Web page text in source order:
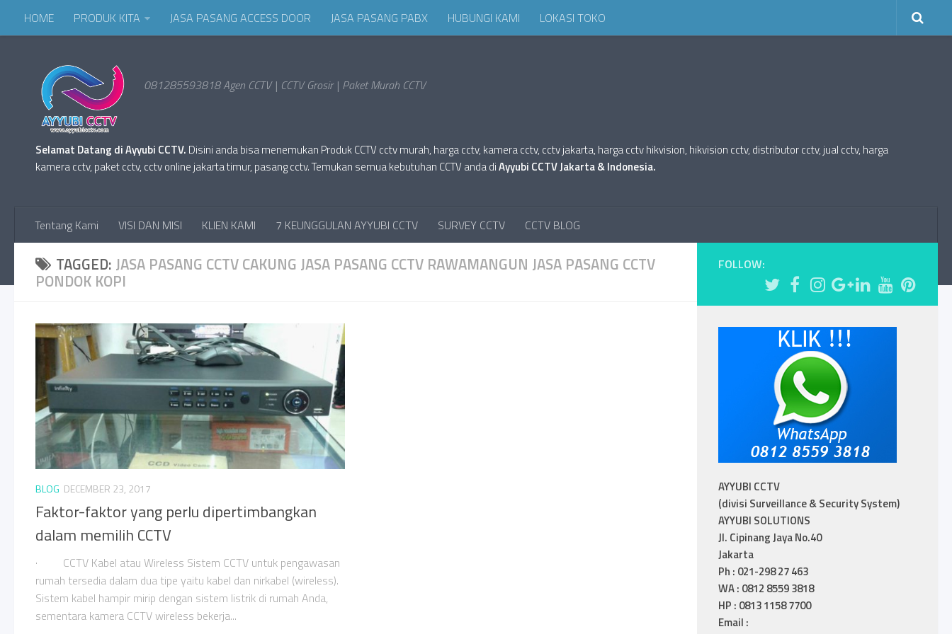
HOME PRODUK KITA JASA PASANG ACCESS DOOR JASA PASANG PABX HUBUNGI KAMI LOKASI TOKO
081285593818 Agen CCTV | CCTV Grosir | Paket Murah CCTV
Selamat Datang di Ayyubi CCTV. Disini anda bisa menemukan Produk CCTV cctv murah, harga cctv, kamera cctv, cctv jakarta, harga cctv hikvision, hikvision cctv, distributor cctv, jual cctv, harga
kamera cctv, paket cctv, cctv online jakarta timur, pasang cctv. Temukan semua kebutuhan CCTV anda diAyyubi CCTV Jakarta & Indonesia.
Tentang Kami VISI DAN MISI KLIEN KAMI 7 KEUNGGULAN AYYUBI CCTV SURVEY CCTV CCTV BLOG
TAGGED: JASA PASANG CCTV CAKUNG JASA PASANG CCTV RAWAMANGUN JASA PASANG CCTV
PONDOK KOPI
BLOG DECEMBER 23, 2017
Faktor-faktor yang perlu dipertimbangkan
dalam memilih CCTV
· CCTV Kabel atau Wireless Sistem CCTV untuk pengawasan
rumah tersedia dalam dua tipe yaitu kabel dan nirkabel (wireless).
Sistem kabel hampir mirip dengan sistem listrik di rumah Anda,
sementara kamera CCTV wireless bekerja...
FOLLOW:
AYYUBI CCTV
(divisi Surveillance & Security System)
AYYUBI SOLUTIONS
Jl. Cipinang Jaya No.40
Jakarta
Ph : 021-298 27 463
WA : 0812 8559 3818
HP : 0813 1158 7700
Email :